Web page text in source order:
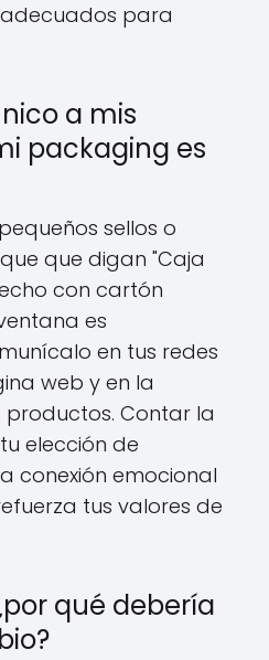
para
a mis
packaging es
sellos o
que digan "Caja
con cartón
es
en tus redes
web y en la
Contar la
elección de
conexión emocional
tus valores de
qué debería